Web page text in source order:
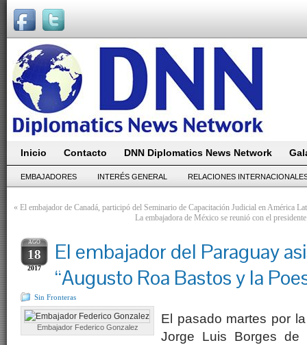
Inicio Contacto DNN Diplomatics News Network
EMBAJADORES INTERÉS GENERAL RELACIONES
« El embajador de Canadá, participó del Seminario de Capacitación Judicial en América
La embajadora de México se reunió con el
AGO
18
2017
El embajador del Paraguay
“Augusto Roa Bastos y la
Sin Fronteras
Embajador Federico Gonzalez
El pasado martes por
Jorge Luis Borges de